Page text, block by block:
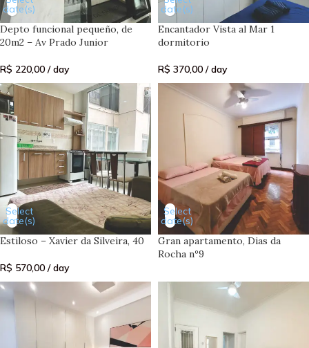
date(s)
Depto funcional pequeño, de
20m2 – Av Prado Junior
R$ 220,00 / day
date(s)
Encantador Vista al Mar 1
dormitorio
R$ 370,00 / day
Select
date(s)
Estiloso – Xavier da Silveira, 40
R$ 570,00 / day
Select
date(s)
Gran apartamento, Dias da
Rocha nº9